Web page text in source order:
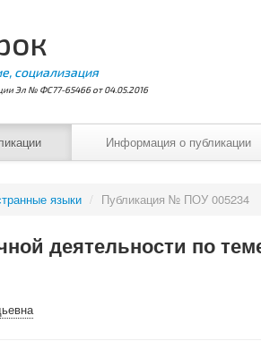
социализация
Эл № ФС77-65466 от 04.05.2016
Информация о публикации
языки / Публикация № ПОУ 005234
деятельности по